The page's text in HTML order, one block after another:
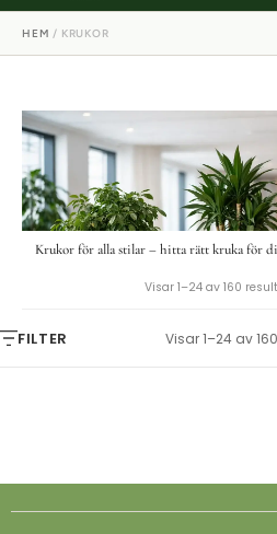
HEM / KRUKOR
Krukor för alla stilar – hitta rätt kruka för
Visar 1–24 av 160
FILTER Visar 1–24 av